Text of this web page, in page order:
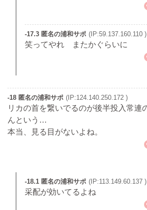
-17.3 匿名の浦和サポ (IP:59.137.160.110 )
笑ってやれ またかぐらいに
-18 匿名の浦和サポ (IP:124.140.250.172 )
リカの首を繋いでるのが後半投入常連
んという…
本当、見る目がないよね。
-18.1 匿名の浦和サポ (IP:113.149.60.137 )
采配が効いてるよね